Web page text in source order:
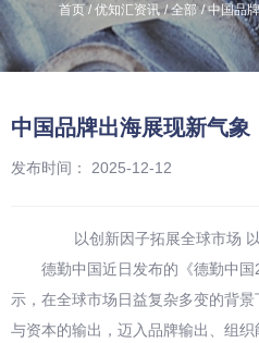
首页/ 优知汇资讯 /全部 /中国品
中国品牌出海展现新气象
发布时间： 2025-12-12
以创新因子拓展全球市场
德勤中国近日发布的《德勤中
示，在全球市场日益复杂多变的背
与资本的输出，迈入品牌输出、组